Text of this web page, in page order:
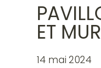
ET MUR
14 mai 2024